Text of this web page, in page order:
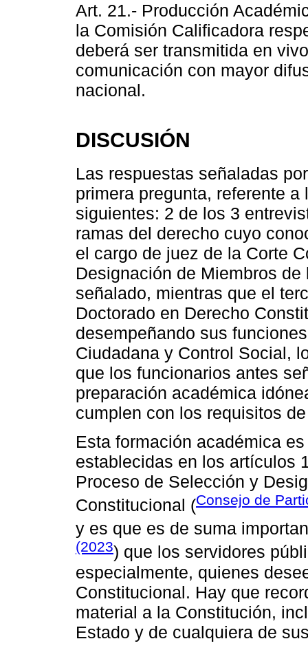
Art. 21.- Producción
la Comisión Calificadora
deberá ser transmitida en
comunicación con mayor
nacional.
DISCUSIÓN
Las respuestas señaladas
primera pregunta, referente
siguientes: 2 de los 3
ramas del derecho cuyo
el cargo de juez de la Corte
Designación de Miembros
señalado, mientras que el
Doctorado en Derecho
desempeñando sus
Ciudadana y Control Social,
que los funcionarios antes
preparación académica
cumplen con los requisitos
Esta formación académica
establecidas en los artículos
Proceso de Selección y
Constitucional (Consejo de
y es que es de suma
(2023) que los servidores
especialmente, quienes
Constitucional. Hay que
material a la Constitución,
Estado y de cualquiera de